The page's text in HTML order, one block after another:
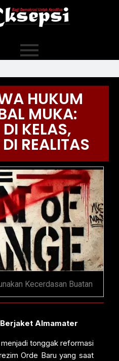
HUKUM
MUKA:
KELAS,
REALITAS
Kecerdasan Buatan
Almamater
tonggak reformasi
Orde Baru yang saat